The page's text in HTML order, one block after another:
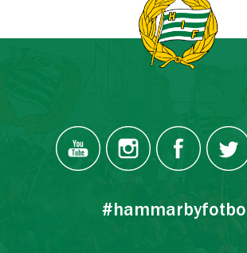
#hammarbyfotboll